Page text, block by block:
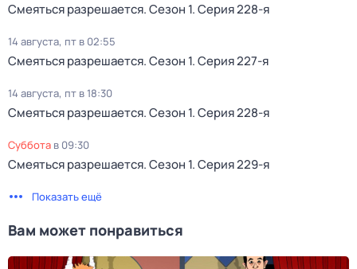
Смеяться разрешается. Сезон 1. Серия 228-я
14 августа, пт в 02:55
Смеяться разрешается. Сезон 1. Серия 227-я
14 августа, пт в 18:30
Смеяться разрешается. Сезон 1. Серия 228-я
суббота в 09:30
Смеяться разрешается. Сезон 1. Серия 229-я
Показать ещё
Вам может понравиться